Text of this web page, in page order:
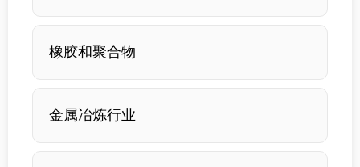
橡胶和聚合物
金属冶炼行业